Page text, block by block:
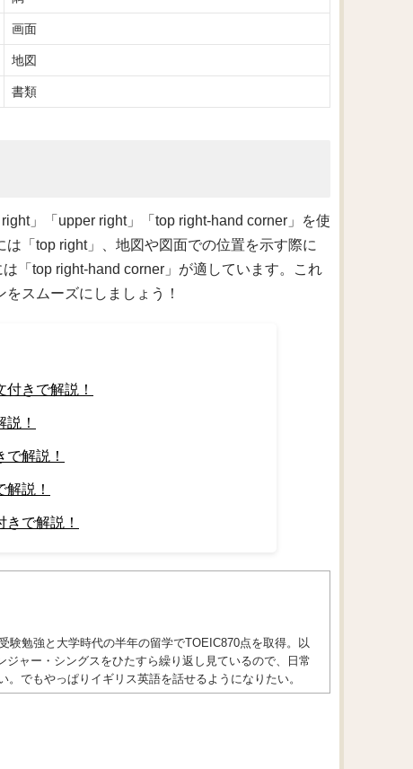
画面
地図
書類
」「upper right」「top right-hand corner」を使
「top right」、地図や図面での位置を示す際に
「top right-hand corner」が適しています。これ
スムーズにしましょう！
きで解説！
！
解説！
説！
で解説！
験勉強と大学時代の半年の留学でTOEIC870点を取得。以
ャー・シングスをひたすら繰り返し見ているので、日常
でもやっぱりイギリス英語を話せるようになりたい。